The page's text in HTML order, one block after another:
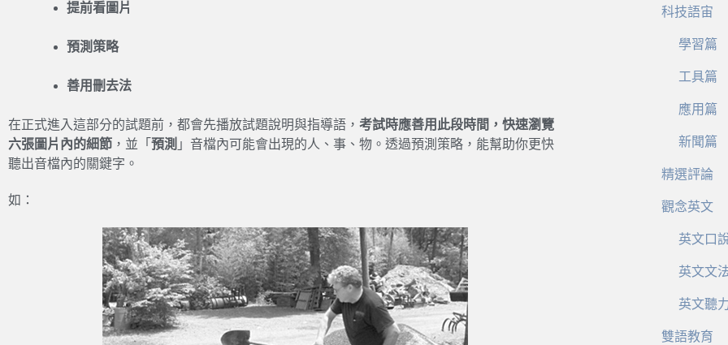
提前看圖片
預測策略
善用刪去法
在正式進入這部分的試題前，都會先播放試題說明與指導語， 考試時應善用此段時間，快速瀏覽
六張圖片內的細節 ，並「 預測 」音檔內可能會出現的人、事、物。透過預測策略，能幫助你更快
聽出音檔內的關鍵字。
如：
科技語宙
學習篇
工具篇
應用篇
新聞篇
精選評論
觀念英文
英文口
英文文
英文聽
雙語教育